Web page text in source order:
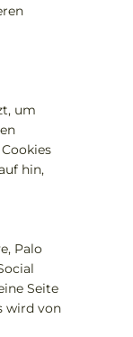
um
hin,
Palo
Seite
wird von